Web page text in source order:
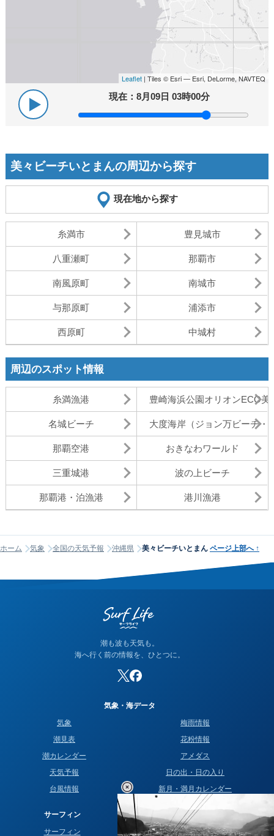
Leaflet | Tiles © Esri — Esri, DeLorme, NAVTEQ
現在：8月09日 03時00分
美々ビーチいとまんの周辺から探す
現在地から探す
糸満市 豊見城市
八重瀬町 那覇市
南風原町 南城市
与那原町 浦添市
西原町 中城村
周辺のスポット情報
糸満漁港 豊崎海浜公園オリオンECO美
名城ビーチ 大度海岸（ジョン万ビーチ・
那覇空港 おきなわワールド
三重城港 波の上ビーチ
那覇港・泊漁港 港川漁港
ホーム 気象 全国の天気予報 沖縄県 美々ビーチいとまん ページ上部へ ↑
潮も波も天気も。
海へ行く前の情報を、ひとつに。
気象・海データ
気象
潮見表
潮カレンダー
天気予報
台風情報
梅雨情報
花粉情報
アメダス
日の出・日の入り
新月・満月カレンダー
サーフィン
サーフィン
運営情報
お問い合わせ